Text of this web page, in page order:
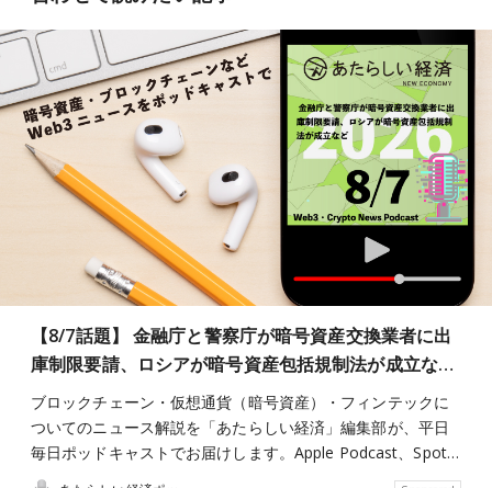
【8/7話題】 金融庁と警察庁が暗号資産交換業者に出
庫制限要請、ロシアが暗号資産包括規制法が成立な…
ブロックチェーン・仮想通貨（暗号資産）・フィンテックに
ついてのニュース解説を「あたらしい経済」編集部が、平日
毎日ポッドキャストでお届けします。Apple Podcast、Spot…